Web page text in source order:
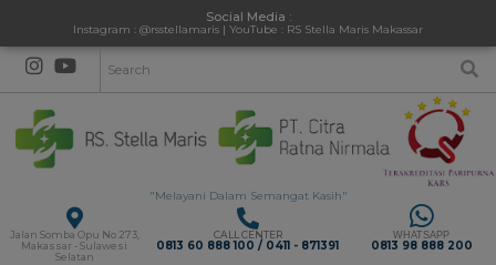
Social Media :
Instagram : @rsstellamaris | YouTube : RS Stella Maris Makassar
"Melayani Dalam Semangat Kasih"
Jalan Somba Opu No 273,
Makassar - Sulawesi
Selatan
CALL CENTER
0813 60 888 100 / 0411 - 871391
WHATSAPP
0813 98 888 200